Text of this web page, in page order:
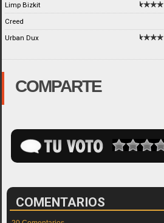
Limp Bizkit
Creed
Urban Dux
COMPARTE
COMENTARIOS